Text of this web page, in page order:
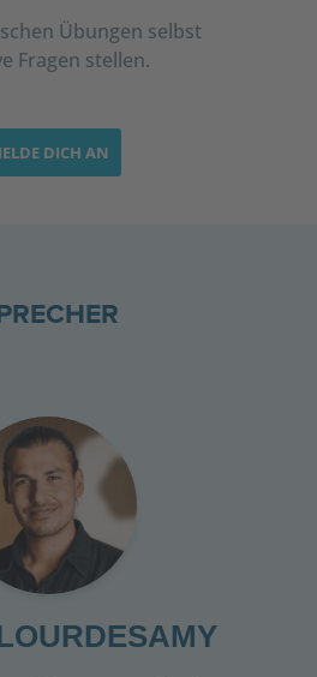
Übungen selbst
Fragen stellen.
DICH AN